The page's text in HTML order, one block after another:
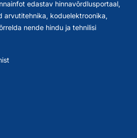
edastav hinnavõrdlusportaal,
arvutitehnika, koduelektroonika,
nende hindu ja tehnilisi